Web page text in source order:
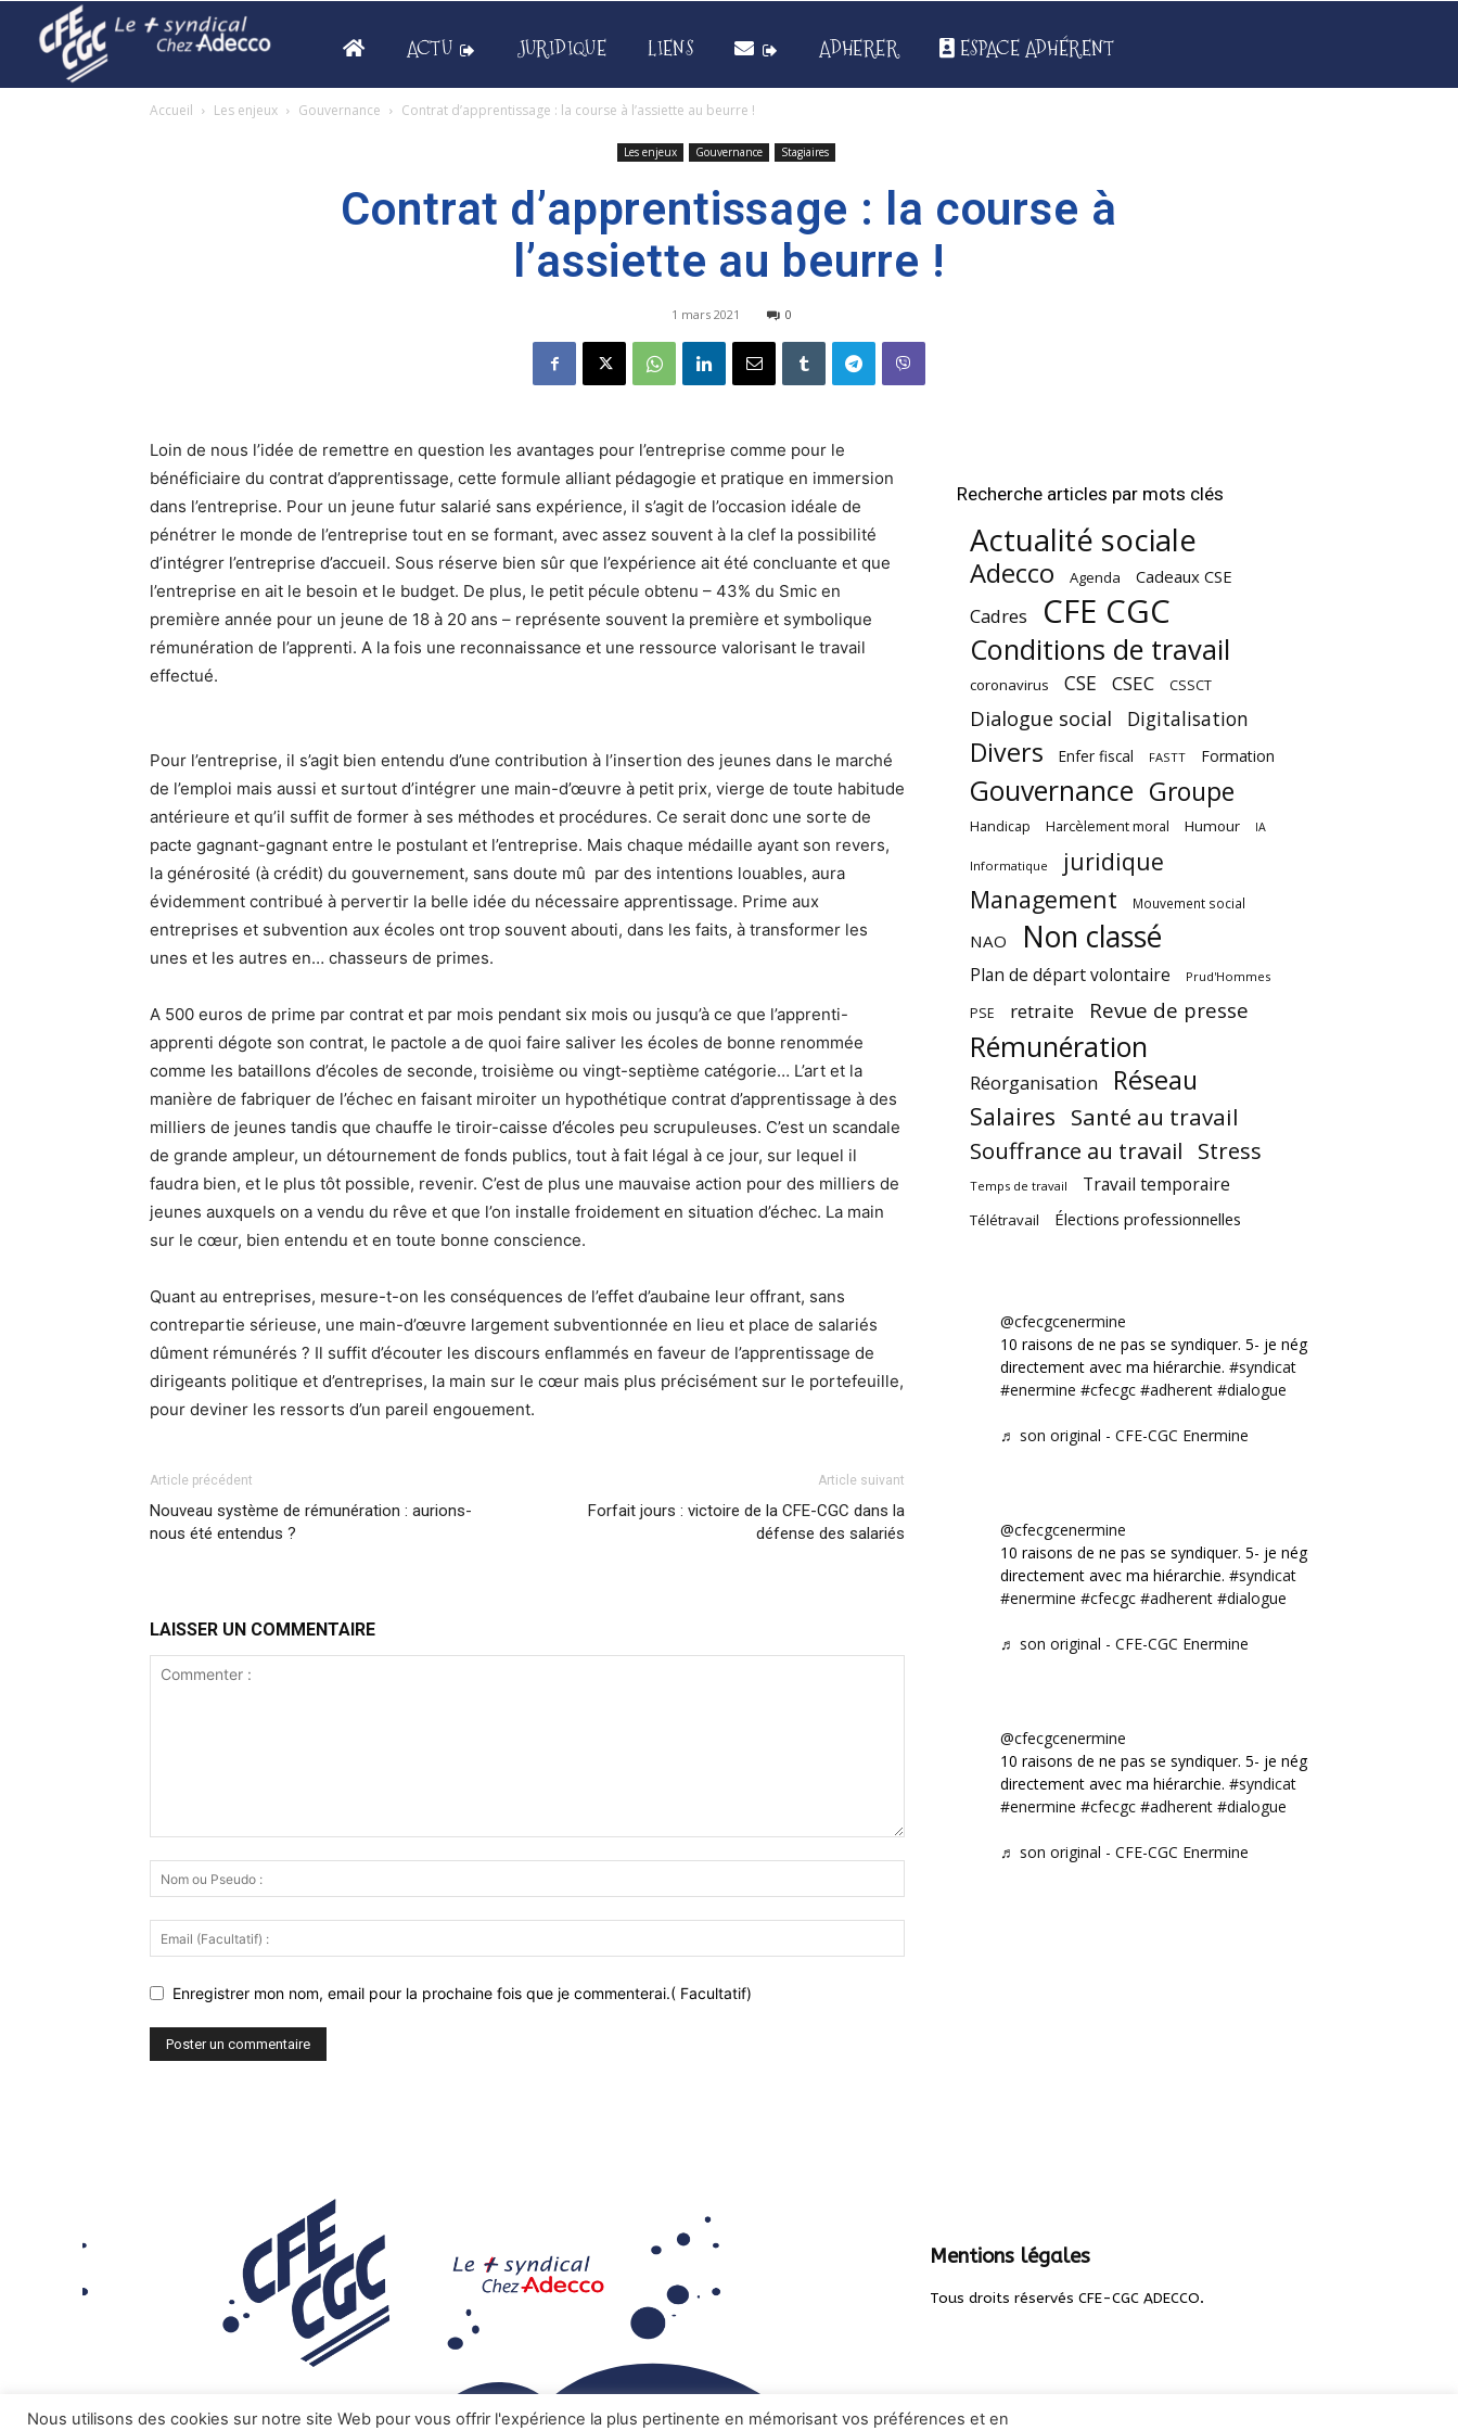
ACTU JURIDIQUE LIENS ADHERER ESPACE ADHÉRENT
Accueil Les enjeux Gouvernance Contrat d’apprentissage : la course à l’assiette au beurre !
Les enjeux Gouvernance Stagiaires
Contrat d’apprentissage : la course à
l’assiette au beurre !
1 mars 2021 0
Loin de nous l’idée de remettre en question les avantages pour l’entreprise comme pour le
bénéficiaire du contrat d’apprentissage, cette formule alliant pédagogie et pratique en immersion
dans l’entreprise. Pour un jeune futur salarié sans expérience, il s’agit de l’occasion idéale de
pénétrer le monde de l’entreprise tout en se formant, avec assez souvent à la clef la possibilité
d’intégrer l’entreprise d’accueil. Sous réserve bien sûr que l’expérience ait été concluante et que
l’entreprise en ait le besoin et le budget. De plus, le petit pécule obtenu – 43% du Smic en
première année pour un jeune de 18 à 20 ans – représente souvent la première et symbolique
rémunération de l’apprenti. A la fois une reconnaissance et une ressource valorisant le travail
effectué.
Pour l’entreprise, il s’agit bien entendu d’une contribution à l’insertion des jeunes dans le marché
de l’emploi mais aussi et surtout d’intégrer une main-d’œuvre à petit prix, vierge de toute habitude
antérieure et qu’il suffit de former à ses méthodes et procédures. Ce serait donc une sorte de
pacte gagnant-gagnant entre le postulant et l’entreprise. Mais chaque médaille ayant son revers,
la générosité (à crédit) du gouvernement, sans doute mû par des intentions louables, aura
évidemment contribué à pervertir la belle idée du nécessaire apprentissage. Prime aux
entreprises et subvention aux écoles ont trop souvent abouti, dans les faits, à transformer les
unes et les autres en… chasseurs de primes.
A 500 euros de prime par contrat et par mois pendant six mois ou jusqu’à ce que l’apprenti-
apprenti dégote son contrat, le pactole a de quoi faire saliver les écoles de bonne renommée
comme les bataillons d’écoles de seconde, troisième ou vingt-septième catégorie… L’art et la
manière de fabriquer de l’échec en faisant miroiter un hypothétique contrat d’apprentissage à des
milliers de jeunes tandis que chauffe le tiroir-caisse d’écoles peu scrupuleuses. C’est un scandale
de grande ampleur, un détournement de fonds publics, tout à fait légal à ce jour, sur lequel il
faudra bien, et le plus tôt possible, revenir. C’est de plus une mauvaise action pour des milliers de
jeunes auxquels on a vendu du rêve et que l’on installe froidement en situation d’échec. La main
sur le cœur, bien entendu et en toute bonne conscience.
Quant au entreprises, mesure-t-on les conséquences de l’effet d’aubaine leur offrant, sans
contrepartie sérieuse, une main-d’œuvre largement subventionnée en lieu et place de salariés
dûment rémunérés ? Il suffit d’écouter les discours enflammés en faveur de l’apprentissage de
dirigeants politique et d’entreprises, la main sur le cœur mais plus précisément sur le portefeuille,
pour deviner les ressorts d’un pareil engouement.
Article précédent
Nouveau système de rémunération : aurions-
nous été entendus ?
Article suivant
Forfait jours : victoire de la CFE-CGC dans la
défense des salariés
LAISSER UN COMMENTAIRE
Enregistrer mon nom, email pour la prochaine fois que je commenterai.( Facultatif)
Recherche articles par mots clés
Actualité sociale
Adecco Agenda Cadeaux CSE
Cadres CFE CGC
Conditions de travail
coronavirus CSE CSEC CSSCT
Dialogue social Digitalisation
Divers Enfer fiscal FASTT Formation
Gouvernance Groupe
Handicap Harcèlement moral Humour IA
Informatique
juridique
Management
Mouvement social
NAO Non classé
Plan de départ volontaire Prud'Hommes
PSE retraite Revue de presse
Rémunération
Réorganisation Réseau
Salaires Santé au travail
Souffrance au travail Stress
Temps de travail Travail temporaire
Télétravail Élections professionnelles
@cfecgcenermine
10 raisons de ne pas se syndiquer. 5- je négocie
directement avec ma hiérarchie. #syndicat
#enermine #cfecgc #adherent #dialogue
♬ son original - CFE-CGC Enermine
@cfecgcenermine
10 raisons de ne pas se syndiquer. 5- je négocie
directement avec ma hiérarchie. #syndicat
#enermine #cfecgc #adherent #dialogue
♬ son original - CFE-CGC Enermine
@cfecgcenermine
10 raisons de ne pas se syndiquer. 5- je négocie
directement avec ma hiérarchie. #syndicat
#enermine #cfecgc #adherent #dialogue
♬ son original - CFE-CGC Enermine
Mentions légales
Tous droits réservés CFE-CGC ADECCO.
Nous utilisons des cookies sur notre site Web pour vous offrir l'expérience la plus pertinente en mémorisant vos préférences et en